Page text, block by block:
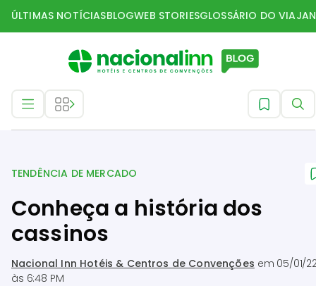
ÚLTIMAS NOTÍCIASBLOGWEB STORIESGLOSSÁRIO DO
Tendência de mercado
TENDÊNCIA DE MERCADO
Conheça a história dos
cassinos
Nacional Inn Hotéis & Centros de Convenções em 05/01/
às 6:48 PM